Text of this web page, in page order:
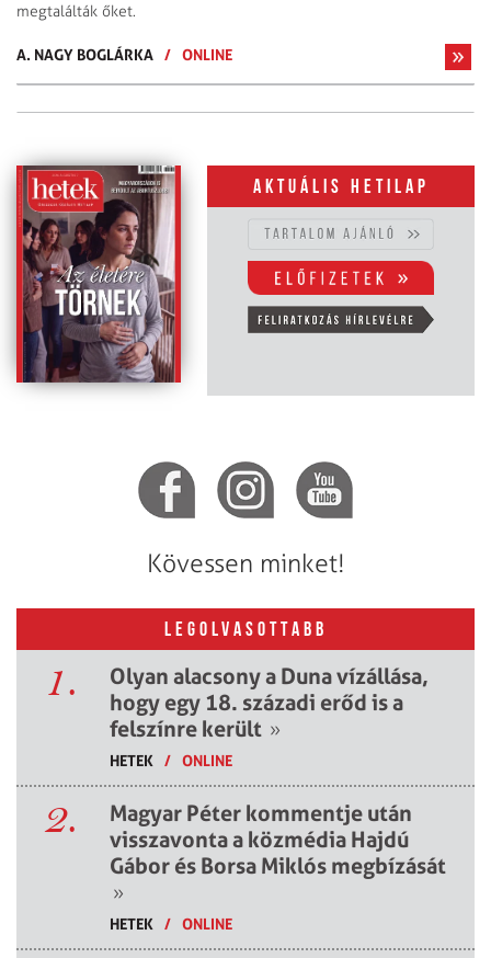
megtalálták őket.
A. NAGY BOGLÁRKA / ONLINE
Aktuális hetilap
Kövessen minket!
LEGOLVASOTTABB
1.
Olyan alacsony a Duna vízállása,
hogy egy 18. századi erőd is a
felszínre került »
HETEK / ONLINE
2.
Magyar Péter kommentje után
visszavonta a közmédia Hajdú
Gábor és Borsa Miklós megbízását
»
HETEK / ONLINE